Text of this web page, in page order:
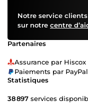
Notre service
sur notre centre
Partenaires
Assurance par Hiscox
Paiements par
Statistiques
38 897 services